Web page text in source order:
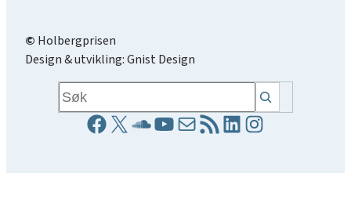
© Holbergprisen
Design & utvikling:Gnist Design
Søk
Facebookside
X Soundcloud lenke
YouTube lenke
E-postRSS-strøm
LinkedIn side